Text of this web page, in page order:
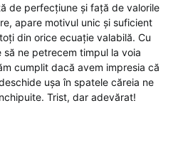
de perfecțiune și față de valorile
apare motivul unic și suficient
din orice ecuație valabilă. Cu
ne petrecem timpul la voia
cumplit dacă avem impresia că
ușa în spatele căreia ne
Trist, dar adevărat!